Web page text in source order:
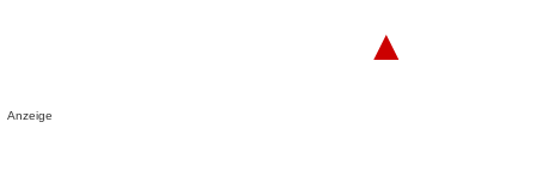
▲
Anzeige